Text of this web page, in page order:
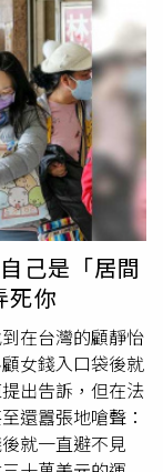
經付了首款，還
，就是以各種理
貨機無法運送貨
才能安排俄羅斯
俄羅斯空軍基地
供）鄭寶成終於
靜怡宣稱從「俄
現發貨地分明就
覺得很懊惱，當
得被詐騙的下
處理抽不開身，
電給顧靜怡，顧
明來意並詢問回
種事！」隨即將
硬不承認有拖
皇室都有生意往
己是「居間
死你
在台灣的顧靜怡
女錢入口袋後就
出告訴，但在法
還囂張地嗆聲：
就一直避不見